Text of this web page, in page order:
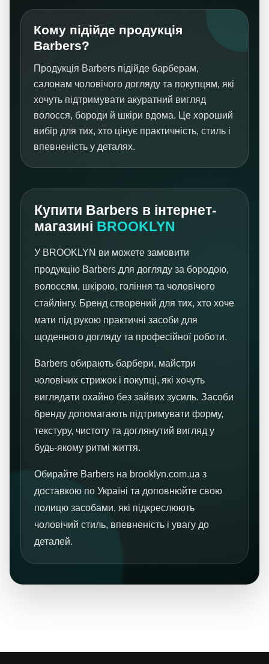
Кому підійде продукція
Barbers?
Продукція Barbers підійде барберам,
салонам чоловічого догляду та покупцям, які
хочуть підтримувати акуратний вигляд
волосся, бороди й шкіри вдома. Це хороший
вибір для тих, хто цінує практичність, стиль і
впевненість у деталях.
Купити Barbers в інтернет-
магазині BROOKLYN
У BROOKLYN ви можете замовити
продукцію Barbers для догляду за бородою,
волоссям, шкірою, гоління та чоловічого
стайлінгу. Бренд створений для тих, хто хоче
мати під рукою практичні засоби для
щоденного догляду та професійної роботи.
Barbers обирають барбери, майстри
чоловічих стрижок і покупці, які хочуть
виглядати охайно без зайвих зусиль. Засоби
бренду допомагають підтримувати форму,
текстуру, чистоту та доглянутий вигляд у
будь-якому ритмі життя.
Обирайте Barbers на brooklyn.com.ua з
доставкою по Україні та доповнюйте свою
полицю засобами, які підкреслюють
чоловічий стиль, впевненість і увагу до
деталей.